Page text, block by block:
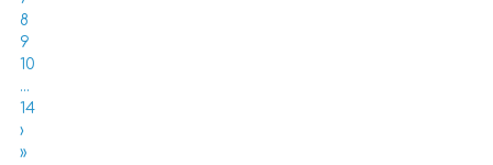
8
9
10
...
14
›
»